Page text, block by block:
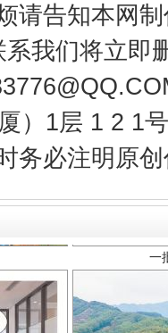
请告知本网
我们将立即
）1层 1 2 1
务必注明原 一